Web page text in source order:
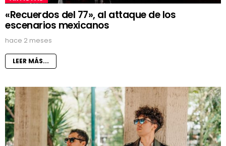
«Recuerdos del 77», al attaque de los
escenarios mexicanos
hace 2 meses
LEER MÁS...